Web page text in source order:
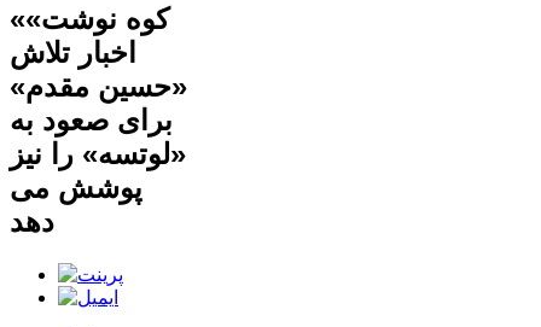
«کوه نوشت»
اخبار تلاش
«حسین مقدم»
برای صعود به
«لوتسه» را نیز
پوشش می
دهد